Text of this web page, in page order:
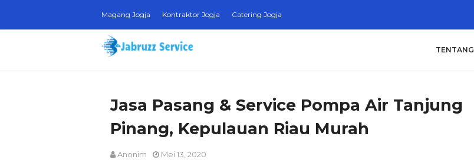
Magang Jogja Kontraktor Jogja Catering Jogja
TENTANG
Jasa Pasang & Service Pompa Air Tanjung
Pinang, Kepulauan Riau Murah
Anonim Mei 13, 2020